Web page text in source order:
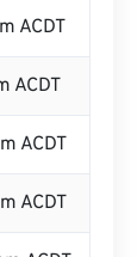
ACDT
ACDT
ACDT
ACDT